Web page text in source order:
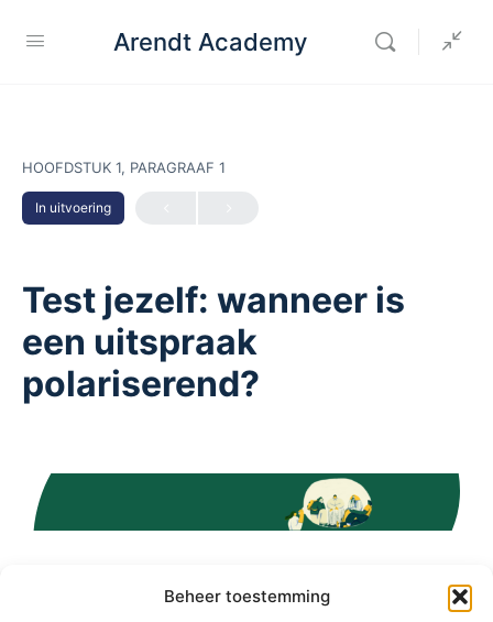
Beheer toestemming
Arendt Academy
HOOFDSTUK 1, PARAGRAAF 1
In uitvoering
Test jezelf: wanneer is
een uitspraak
polariserend?